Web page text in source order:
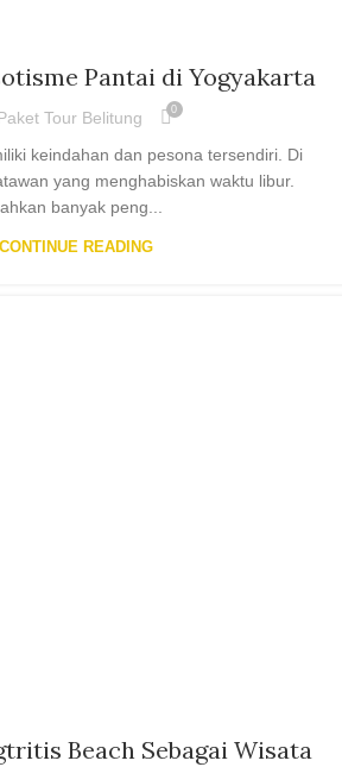
Pantai di Yogyakarta
Tour Belitung 0
keindahan dan pesona tersendiri. Di
yang menghabiskan waktu libur.
banyak peng...
CONTINUE READING
Beach Sebagai Wisata